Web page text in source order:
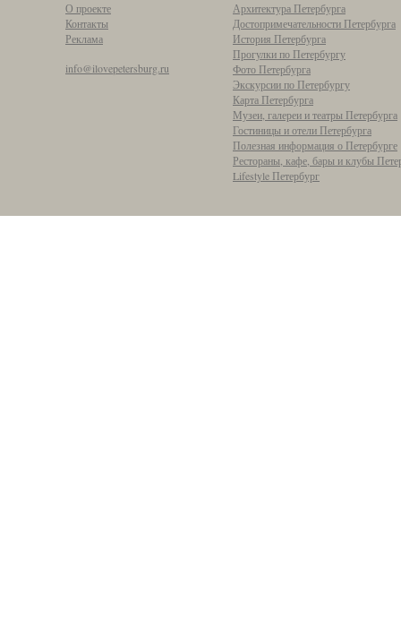
О проекте
Контакты
Реклама
info@ilovepetersburg.ru
Архитектура Петербурга
Достопримечательности Петербурга
История Петербурга
Прогулки по Петербургу
Фото Петербурга
Экскурсии по Петербургу
Карта Петербурга
Музеи, галереи и театры Петербурга
Гостиницы и отели Петербурга
Полезная информация о Петербурге
Рестораны, кафе, бары и клубы
Lifestyle Петербург